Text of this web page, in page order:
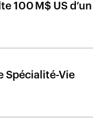
100 M$ US
Spécialité-Vie